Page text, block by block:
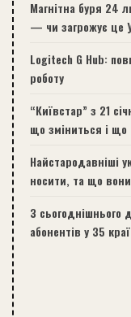
Магнітна буря 24
— чи загрожує це
Logitech G Hub:
роботу
“Київстар” з 21
що зміниться і що
Найстародавніші
носити, та що
З сьогоднішнього
абонентів у 35